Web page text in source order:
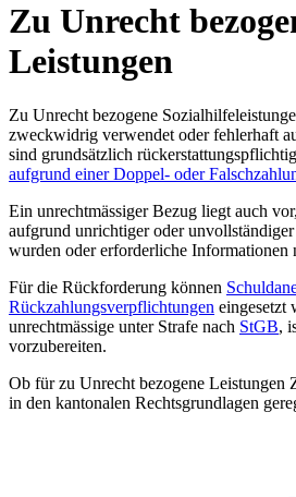
Zu Unrecht
Leistungen
Zu Unrecht bezogene
zweckwidrig verwendet oder fehlerhaft
sind grundsätzlich
aufgrund einer Doppel- oder
Ein unrechtmässiger Bezug liegt auch
aufgrund unrichtiger oder
wurden oder erforderliche Informationen
Für die Rückforderung können
Rückzahlungsverpflichtungen eingesetzt
unrechtmässige unter Strafe nach StGB,
vorzubereiten.
Ob für zu Unrecht bezogene Leistungen
in den kantonalen Rechtsgrundlagen